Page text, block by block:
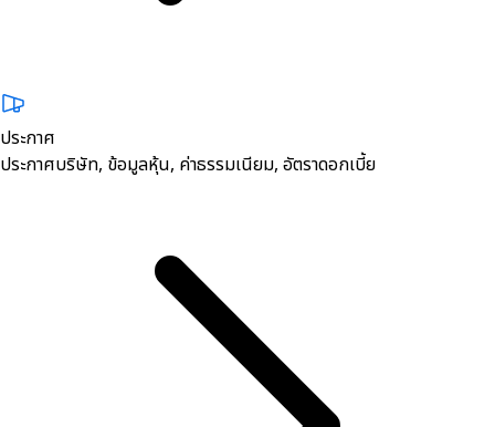
ประกาศ
ประกาศบริษัท, ข้อมูลหุ้น, ค่าธรรมเนียม, อัตราดอกเบี้ย